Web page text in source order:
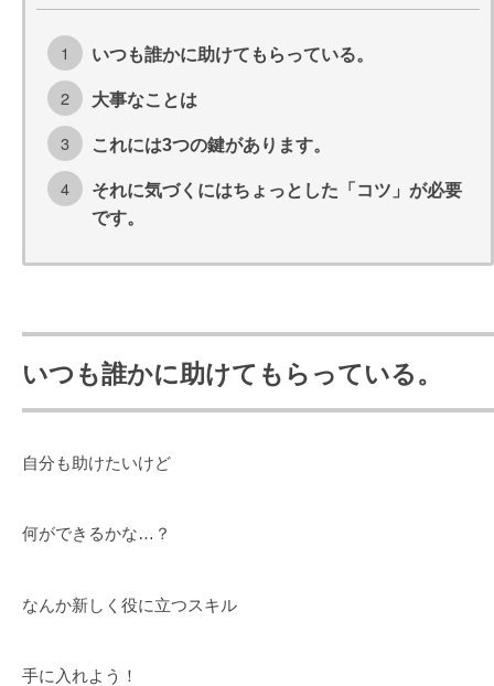
いつも誰かに助けてもらっている。
大事なことは
これには3つの鍵があります。
それに気づくにはちょっとした「コツ」が必要
です。
いつも誰かに助けてもらっている。
自分も助けたいけど
何ができるかな…？
なんか新しく役に立つスキル
手に入れよう！